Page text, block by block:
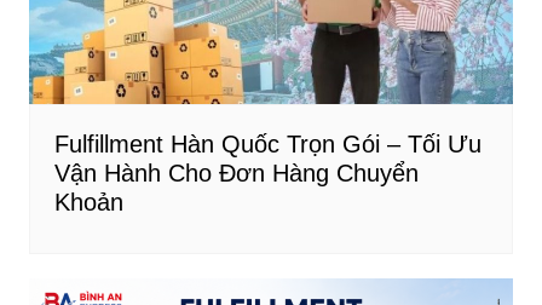
Fulfillment Hàn Quốc Trọn Gói – Tối Ưu
Vận Hành Cho Đơn Hàng Chuyển
Khoản